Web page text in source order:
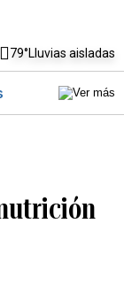
79°Lluvias aisladas